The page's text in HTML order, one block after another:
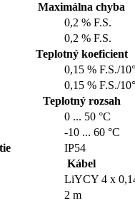
Maximálna chyba
0,2 % F.S.
0,2 % F.S.
Teplotný koeficient
0,15 % F.S./
0,15 % F.S./
Teplotný rozsah
0 ... 50 °C
-10 ... 60 °C
IP54
Kábel
LiYCY 4 x
2 m